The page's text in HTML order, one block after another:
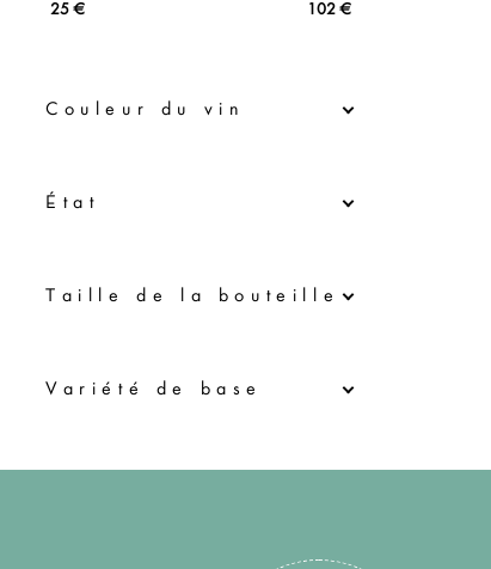
25 € 102 €
Couleur du vin
État
Τaille de la bouteille
Variété de base